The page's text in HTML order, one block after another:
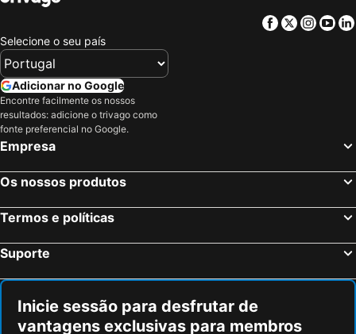
Dique Cabra Corral
Facebook
Twitter
Selecione o seu país
Adicionar no Google
Encontre facilmente os nossos
resultados: adicione o trivago como
fonte preferencial no Google.
Empresa
Os nossos produtos
Termos e políticas
Suporte
Inicie sessão para desfrutar de
vantagens exclusivas para membros